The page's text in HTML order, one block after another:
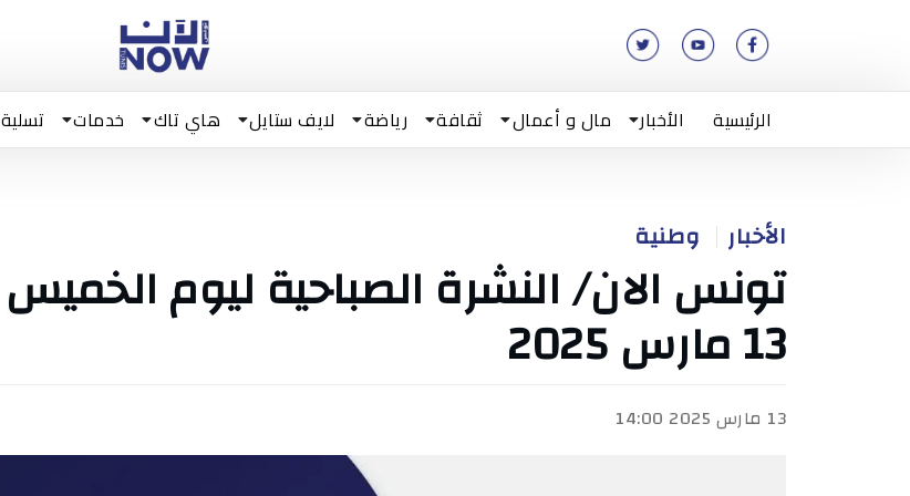
الرئيسية الأخبار مال و أعمال ثقافة رياضة لايف ستايل هاي تاك خدمات تسلية
الأخبار وطنية
تونس الان/ النشرة الصباحية ليوم الخميس
13 مارس 2025
13 مارس 2025 14:00